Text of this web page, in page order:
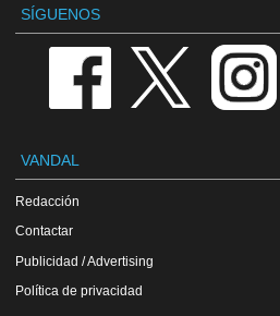
SÍGUENOS
VANDAL
Redacción
Contactar
Publicidad / Advertising
Política de privacidad